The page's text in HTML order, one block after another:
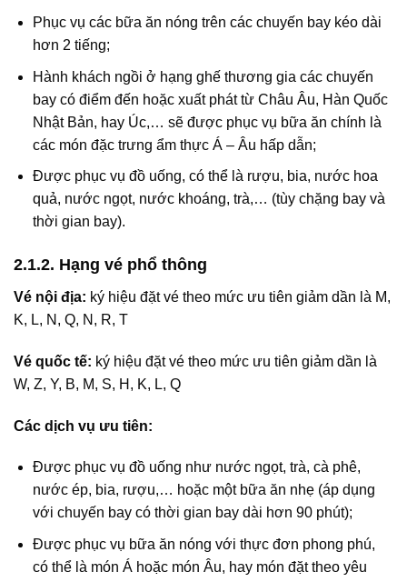
Phục vụ các bữa ăn nóng trên các chuyến bay kéo dài
hơn 2 tiếng;
Hành khách ngồi ở hạng ghế thương gia các chuyến
bay có điểm đến hoặc xuất phát từ Châu Âu, Hàn Quốc
Nhật Bản, hay Úc,… sẽ được phục vụ bữa ăn chính là
các món đặc trưng ẩm thực Á – Âu hấp dẫn;
Được phục vụ đồ uống, có thể là rượu, bia, nước hoa
quả, nước ngọt, nước khoáng, trà,… (tùy chặng bay và
thời gian bay).
2.1.2. Hạng vé phổ thông
Vé nội địa: ký hiệu đặt vé theo mức ưu tiên giảm dần là M,
K, L, N, Q, N, R, T
Vé quốc tế: ký hiệu đặt vé theo mức ưu tiên giảm dần là
W, Z, Y, B, M, S, H, K, L, Q
Các dịch vụ ưu tiên:
Được phục vụ đồ uống như nước ngọt, trà, cà phê,
nước ép, bia, rượu,… hoặc một bữa ăn nhẹ (áp dụng
với chuyến bay có thời gian bay dài hơn 90 phút);
Được phục vụ bữa ăn nóng với thực đơn phong phú,
có thể là món Á hoặc món Âu, hay món đặt theo yêu